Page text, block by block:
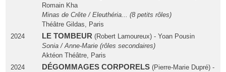
Romain Kha
Minas de Crête / Eleuthéria... (8 petits rôles)
Théâtre Gildas, Paris
2024
LE TOMBEUR (Robert Lamoureux) - Yoan Pousin
Sonia / Anne-Marie (rôles secondaires)
Aktéon Théâtre, Paris
2024
DÉGOMMAGES CORPORELS(Pierre-Marie Dupré) -